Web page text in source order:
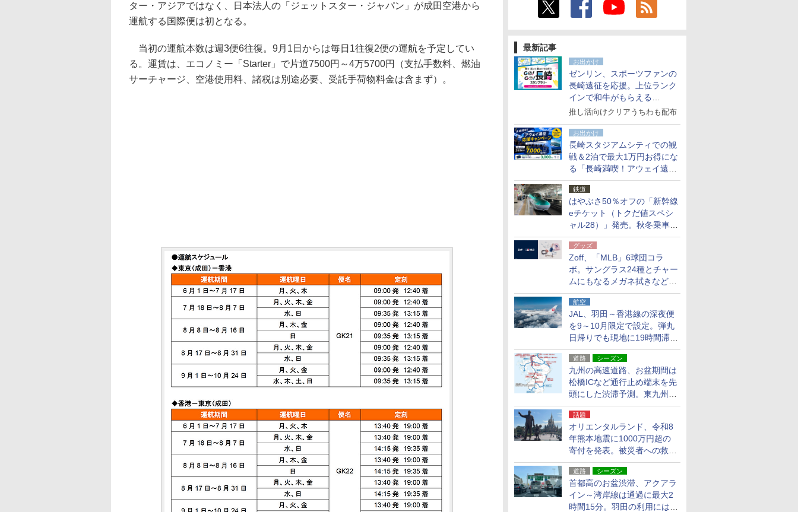
最新記事
お出かけ
ゼンリン、スポーツファンの
長崎遠征を応援。上位ランク
インで和牛がもらえる
「GO！GO！長崎スタンプラ
推し活向けクリアうちわも配布
お出かけ
長崎スタジアムシティでの観
戦＆2泊で最大1万円お得にな
る「長崎満喫！アウェイ遠征
応援キャンペーン」
鉄道
はやぶさ50％オフの「新幹線
eチケット（トクだ値スペシ
ャル28）」発売。秋冬乗車
分、えきねっと限定
グッズ
Zoff、「MLB」6球団コラ
ボ。サングラス24種とチャー
ムにもなるメガネ拭きなど雑
貨24種
航空
JAL、羽田～香港線の深夜便
を9～10月限定で設定。弾丸
日帰りでも現地に19時間滞在
できる
道路 シーズン
九州の高速道路、お盆期間は
松橋ICなど通行止め端末を先
頭にした渋滞予測。東九州道
への迂回は料金調整を実施
話題
オリエンタルランド、令和8
年熊本地震に1000万円超の
寄付を発表。被災者への救援
活動・復旧支援
道路 シーズン
首都高のお盆渋滞、アクアラ
イン～湾岸線は通過に最大2
時間15分。羽田の利用には
ター・アジアではなく、日本法人の「ジェットスター・ジャパン」が成田空港から
運航する国際便は初となる。
当初の運航本数は週3便6往復。9月1日からは毎日1往復2便の運航を予定してい
る。運賃は、エコノミー「Starter」で片道7500円～4万5700円（支払手数料、燃油
サーチャージ、空港使用料、諸税は別途必要、受託手荷物料金は含まず）。